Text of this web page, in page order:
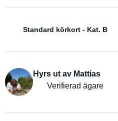
Standard körkort - Kat. B
Hyrs ut av Mattias
Verifierad ägare